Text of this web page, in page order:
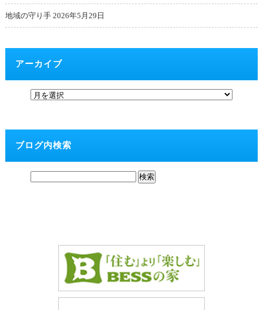
地域の守り手 2026年5月29日
アーカイブ
ブログ内検索